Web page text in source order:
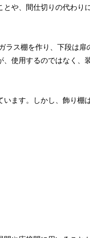
や、間仕切りの代わり
ラス棚を作り、下段は扉
使用するのではなく、
ます。しかし、飾り棚